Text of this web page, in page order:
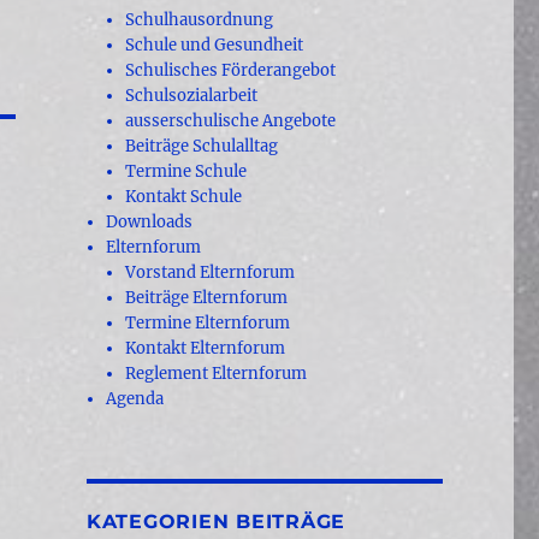
Schulhausordnung
Schule und Gesundheit
Schulisches Förderangebot
Schulsozialarbeit
ausserschulische Angebote
Beiträge Schulalltag
Termine Schule
Kontakt Schule
Downloads
Elternforum
Vorstand Elternforum
Beiträge Elternforum
Termine Elternforum
Kontakt Elternforum
Reglement Elternforum
Agenda
KATEGORIEN BEITRÄGE